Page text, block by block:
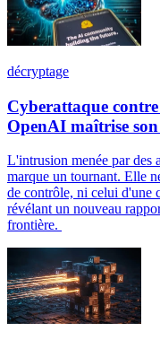
décryptage
Cyberattaque
OpenAI maîtrise
L'intrusion menée par
marque un tournant. Elle
de contrôle, ni celui d'une
révélant un nouveau
frontière.